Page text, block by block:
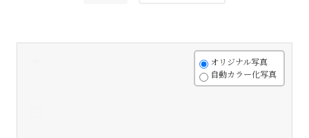
オリジナル写真
自動カラー化写真